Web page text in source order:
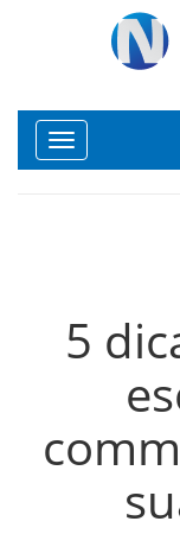
Toggle
navigation
5